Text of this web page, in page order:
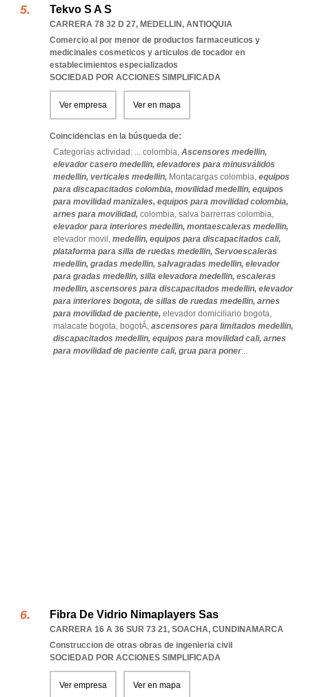
Tekvo S A S
CARRERA 78 32 D 27, MEDELLIN, ANTIOQUIA
Comercio al por menor de productos farmaceuticos y
medicinales cosmeticos y articulos de tocador en
establecimientos especializados
SOCIEDAD POR ACCIONES SIMPLIFICADA
Ver empresa Ver en mapa
Coincidencias en la búsqueda de:
Categorías actividad: ... colombia, Ascensores medellin,
elevador casero medellin, elevadores para minusválidos
medellin, verticales medellin, Montacargas colombia, equipos
para discapacitados colombia, movilidad medellin, equipos
para movilidad manizales, equipos para movilidad colombia,
arnes para movilidad, colombia, salva barrerras colombia,
elevador para interiores medellin, montaescaleras medellin,
elevador movil, medellin, equipos para discapacitados cali,
plataforma para silla de ruedas medellin, Servoescaleras
medellin, gradas medellin, salvagradas medellin, elevador
para gradas medellin, silla elevadora medellin, escaleras
medellin, ascensores para discapacitados medellin, elevador
para interiores bogota, de sillas de ruedas medellin, arnes
para movilidad de paciente, elevador domiciliario bogota,
malacate bogota, bogotÁ, ascensores para limitados medellin,
discapacitados medellin, equipos para movilidad cali, arnes
para movilidad de paciente cali, grua para poner...
Fibra De Vidrio Nimaplayers Sas
CARRERA 16 A 36 SUR 73 21, SOACHA, CUNDINAMARCA
Construccion de otras obras de ingenieria civil
SOCIEDAD POR ACCIONES SIMPLIFICADA
Ver empresa Ver en mapa